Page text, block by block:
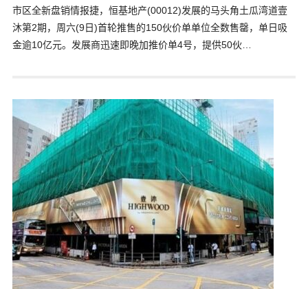
市区全新盘销情报捷，恒基地产(00012)发展的马头角土瓜湾道壹
沐第2期，周六(9日)首轮推售的150伙价单单位全数售罄，单日吸
金逾10亿元。发展商迅速即晚加推价单4号，提供50伙…